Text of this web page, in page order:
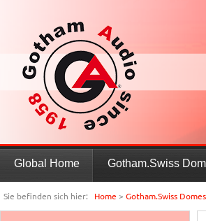
Global Home Gotham.Swiss
Sie befinden sich hier: Home > Gotham.Swiss